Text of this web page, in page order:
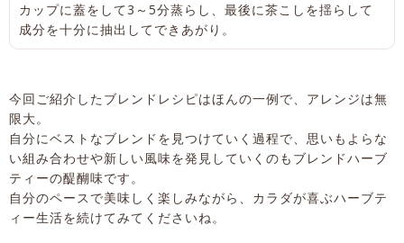
カップに蓋をして3～5分蒸らし、最後に茶こしを揺らして
成分を十分に抽出してできあがり。
今回ご紹介したブレンドレシピはほんの一例で、アレンジは無
限大。
自分にベストなブレンドを見つけていく過程で、思いもよらな
い組み合わせや新しい風味を発見していくのもブレンドハーブ
ティーの醍醐味です。
自分のペースで美味しく楽しみながら、カラダが喜ぶハーブテ
ィー生活を続けてみてくださいね。